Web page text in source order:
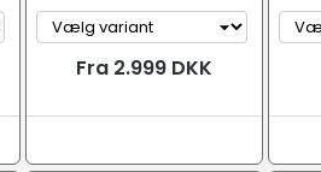
Fra 2.999 DKK